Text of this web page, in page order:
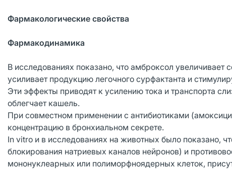
Фармакологические свойства
Фармакодинамика
В исследованиях показано, что амброксол
усиливает продукцию легочного сурфактанта и
Эти эффекты приводят к усилению тока и транспорта
облегчает кашель.
При совместном применении с антибиотиками
концентрацию в бронхиальном секрете.
In vitro и в исследованиях на животных было показано,
блокирования натриевых каналов нейронов) и
мононуклеарных или полиморфноядерных клеток,